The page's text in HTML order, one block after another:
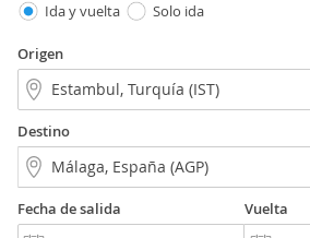
Ida y vuelta Solo ida
Origen
Destino
Fecha de salida Vuelta